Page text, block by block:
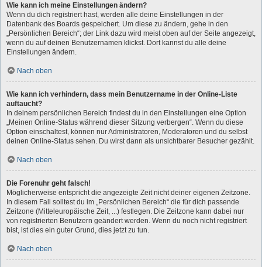
Wie kann ich meine Einstellungen ändern?
Wenn du dich registriert hast, werden alle deine Einstellungen in der
Datenbank des Boards gespeichert. Um diese zu ändern, gehe in den
„Persönlichen Bereich“; der Link dazu wird meist oben auf der Seite angezeigt,
wenn du auf deinen Benutzernamen klickst. Dort kannst du alle deine
Einstellungen ändern.
Nach oben
Wie kann ich verhindern, dass mein Benutzername in der Online-Liste
auftaucht?
In deinem persönlichen Bereich findest du in den Einstellungen eine Option
„Meinen Online-Status während dieser Sitzung verbergen“. Wenn du diese
Option einschaltest, können nur Administratoren, Moderatoren und du selbst
deinen Online-Status sehen. Du wirst dann als unsichtbarer Besucher gezählt.
Nach oben
Die Forenuhr geht falsch!
Möglicherweise entspricht die angezeigte Zeit nicht deiner eigenen Zeitzone.
In diesem Fall solltest du im „Persönlichen Bereich“ die für dich passende
Zeitzone (Mitteleuropäische Zeit, ...) festlegen. Die Zeitzone kann dabei nur
von registrierten Benutzern geändert werden. Wenn du noch nicht registriert
bist, ist dies ein guter Grund, dies jetzt zu tun.
Nach oben